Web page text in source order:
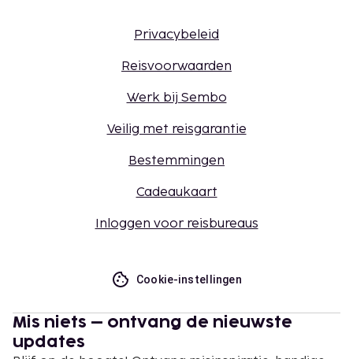
Privacybeleid
Reisvoorwaarden
Werk bij Sembo
Veilig met reisgarantie
Bestemmingen
Cadeaukaart
Inloggen voor reisbureaus
Cookie-instellingen
Mis niets – ontvang de nieuwste
updates